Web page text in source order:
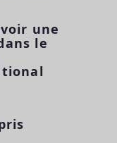
une
le